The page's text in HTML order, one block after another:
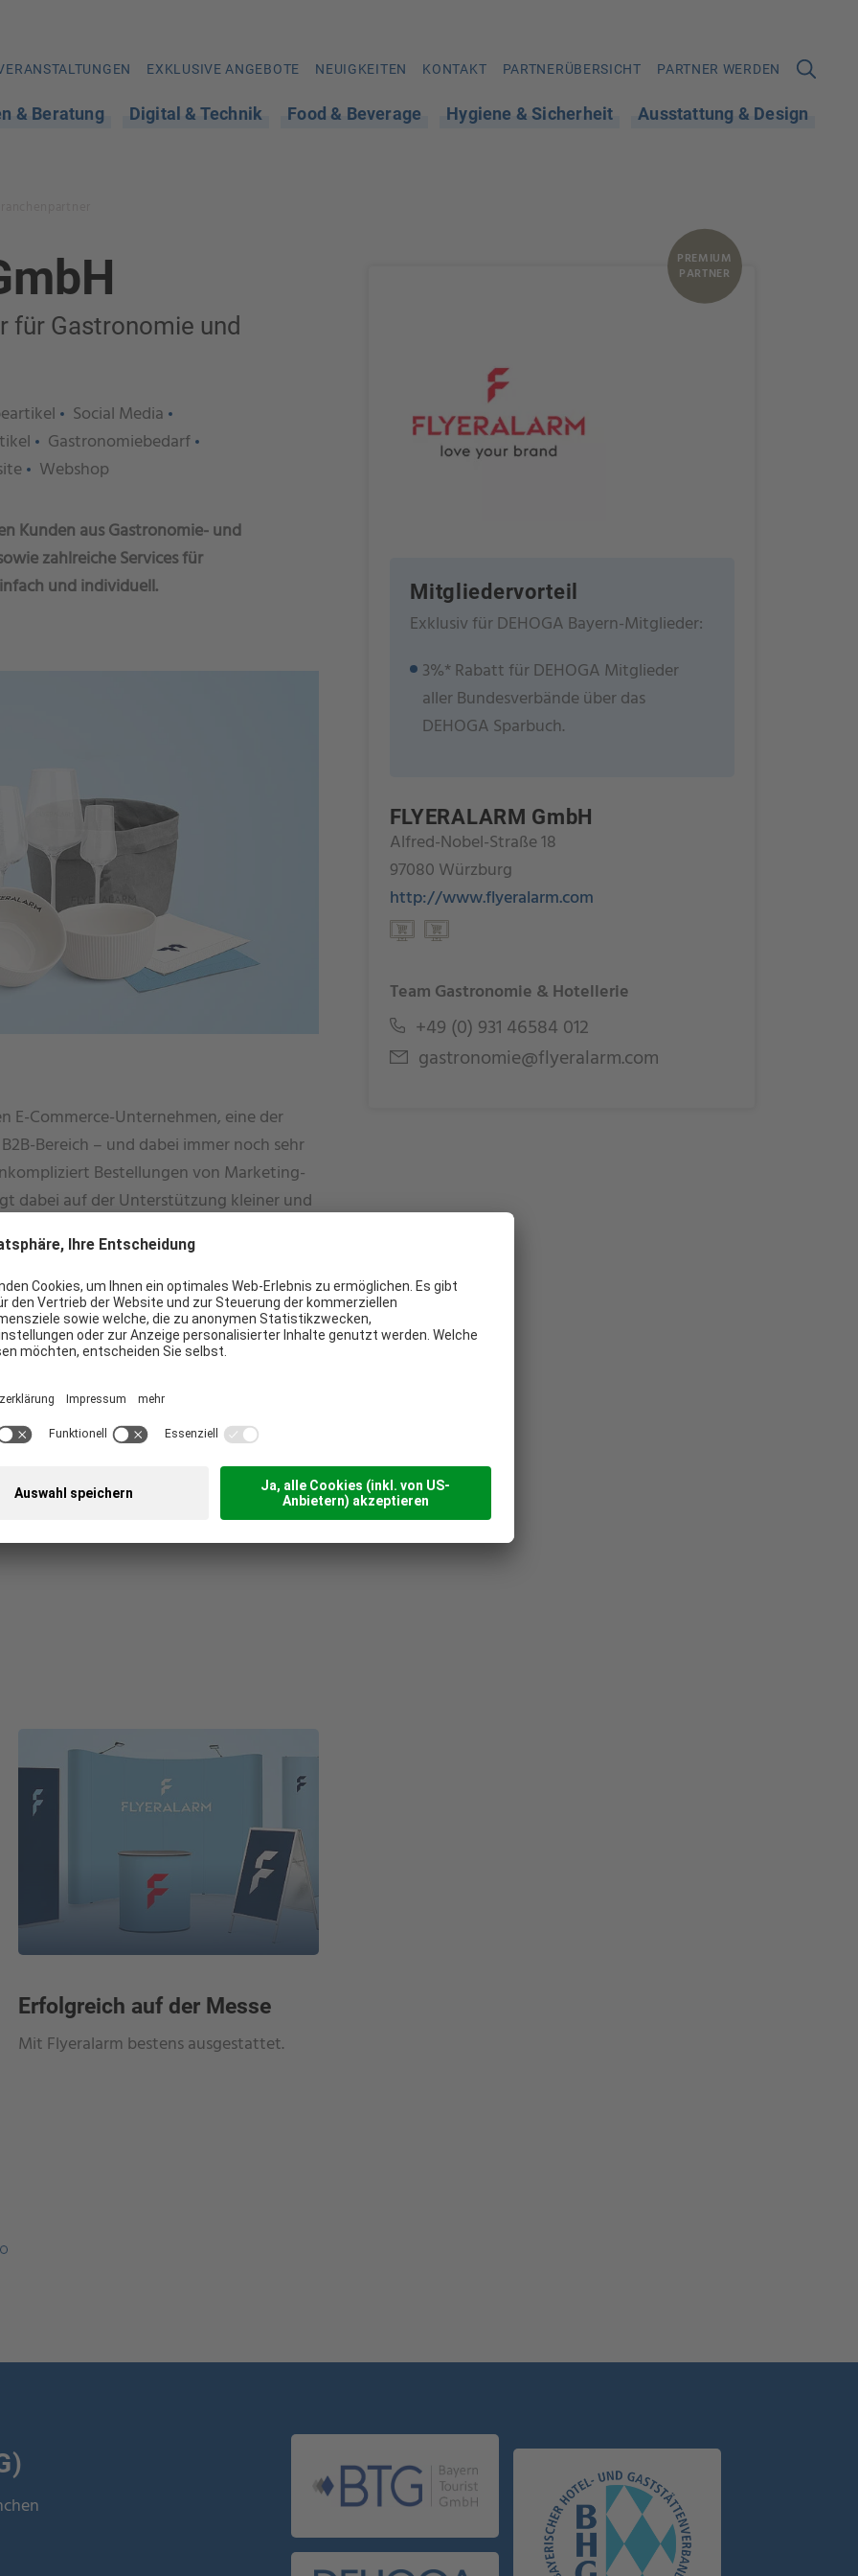
EXKLUSIVE ANGEBOTE NEUIGKEITEN KONTAKT PARTNERÜBERSICHT PARTNER WERDEN
& Beratung Digital & Technik Food & Beverage Hygiene & Sicherheit Ausstattung & Design
PREMIUM
PARTNER
Mitgliedervorteil
Exklusiv für DEHOGA Bayern-Mitglieder:
3%* Rabatt für DEHOGA Mitglieder
aller Bundesverbände über das
DEHOGA Sparbuch.
FLYERALARM GmbH
Alfred-Nobel-Straße 18
97080 Würzburg
http://www.flyeralarm.com
Team Gastronomie & Hotellerie
+49 (0) 931 46584 012
gastronomie@flyeralarm.com
für Gastronomie und
Social Media
Gastronomiebedarf
Webshop
Kunden aus Gastronomie- und
zahlreiche Services für
und individuell.
E-Commerce-Unternehmen, eine der
Bereich – und dabei immer noch sehr
Bestellungen von Marketing-
dabei auf der Unterstützung kleiner und
und individuell.
für die Gastronomie und Hotellerie.
Servietten aus unzähligen
hin zur professionellen Kellner- und
über klassische Druckprodukte
Werbung via Social Media oder
aber auch diverse Angebote zu
runden das breite Portfolio ab.
Erfolgreich auf der Messe
Mit Flyeralarm bestens ausgestattet.